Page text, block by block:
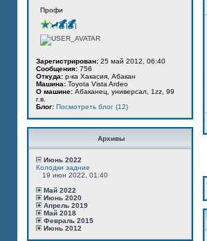
Профи
Зарегистрирован: 25 май 2012, 06:40
Сообщения: 756
Откуда: р-ка Хакасия, Абакан
Машина: Toyota Vista Ardeo
О машине: Абаканец, универсал, 1zz, 99
г.в.
Блог: Посмотреть блог (12)
Архивы
Июнь 2022
Колодки задние
19 июн 2022, 01:40
Май 2022
Июнь 2020
Апрель 2019
Май 2018
Февраль 2015
Июнь 2012